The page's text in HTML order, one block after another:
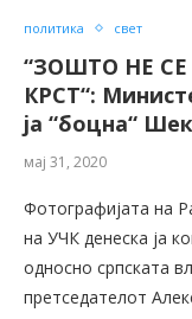
политика свет
“ЗОШТО НЕ
КРСТ“:
ја “боцна“
мај 31, 2020
Фотографијата на
на УЧК денеска ја
односно српската
претседателот